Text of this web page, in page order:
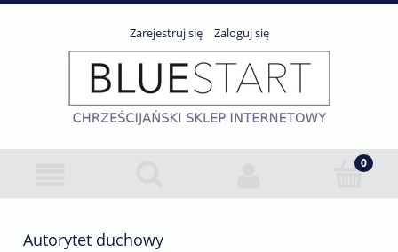
Zarejestruj się Zaloguj się
Autorytet duchowy